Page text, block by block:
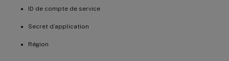
ID de compte de service
Secret d’application
Région